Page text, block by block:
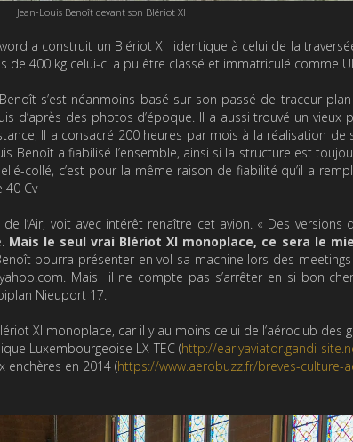
Jean-Louis Benoît devant son Blériot XI
a construit un Blériot XI identique à celui de la
de 400 kg celui-ci a pu être classé et immatriculé comme
s’est néanmoins basé sur son passé de traceur
d’après des photos d’époque. Il a aussi trouvé un
Il a consacré 200 heures par mois à la réalisation de
Benoît a fiabilisé l’ensemble, ainsi si la structure est
collé, c’est pour la même raison de fiabilité qu’il a
40 Cv
l’Air, voit avec intérêt renaître cet avion. « Des versions
Mais le seul vrai Blériot XI monoplace, ce sera le
pourra présenter en vol sa machine lors des
Mais il ne compte pas s’arrêter en si bon
Nieuport 17.
XI monoplace, car il y au moins celui de l’aéroclub des
Luxembourgeoise LX-TEC (http://earlyaviator.gandi-
enchères en 2014 (https://www.aerobuzz.fr/breves-culture-